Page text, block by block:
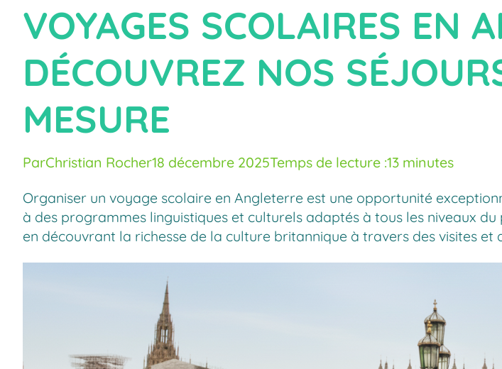
VOYAGES SCOLAIRES EN
DÉCOUVREZ NOS
MESURE
ParChristian Rocher18 décembre 2025Temps de lecture :13 minutes
Organiser un voyage scolaire en Angleterre est une opportunité
à des programmes linguistiques et culturels adaptés à tous les niveaux
en découvrant la richesse de la culture britannique à travers des visites et